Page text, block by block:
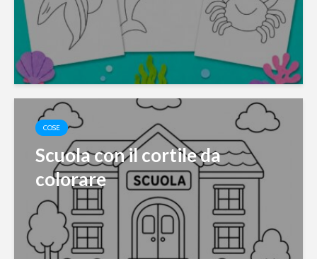
COSE
Scuola con il cortile da
colorare